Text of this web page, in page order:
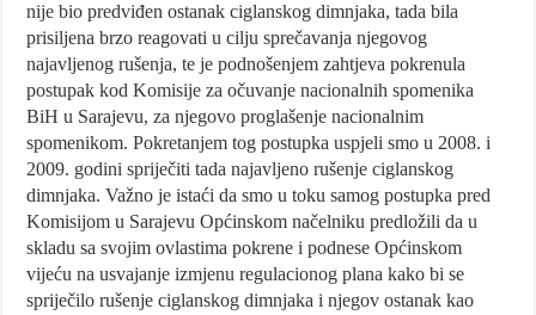
nije bio predviđen ostanak ciglanskog dimnjaka, tada bila
prisiljena brzo reagovati u cilju sprečavanja njegovog
najavljenog rušenja, te je podnošenjem zahtjeva pokrenula
postupak kod Komisije za očuvanje nacionalnih spomenika
BiH u Sarajevu, za njegovo proglašenje nacionalnim
spomenikom. Pokretanjem tog postupka uspjeli smo u 2008. i
2009. godini spriječiti tada najavljeno rušenje ciglanskog
dimnjaka. Važno je istaći da smo u toku samog postupka pred
Komisijom u Sarajevu Općinskom načelniku predložili da u
skladu sa svojim ovlastima pokrene i podnese Općinskom
vijeću na usvajanje izmjenu regulacionog plana kako bi se
spriječilo rušenje ciglanskog dimnjaka i njegov ostanak kao